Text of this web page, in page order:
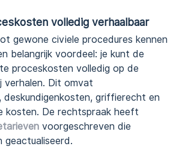
volledig verhaalbaar
gewone civiele procedures kennen
belangrijk voordeel: je kunt de
proceskosten volledig op de
verhalen. Dit omvat
griffierecht en
kosten. De rechtspraak heeft
voorgeschreven die
geactualiseerd.